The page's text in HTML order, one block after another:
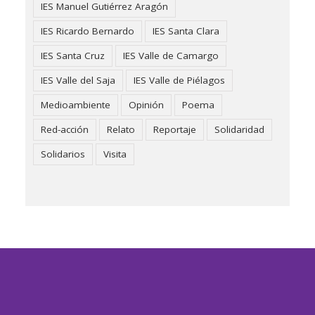
IES Manuel Gutiérrez Aragón
IES Ricardo Bernardo
IES Santa Clara
IES Santa Cruz
IES Valle de Camargo
IES Valle del Saja
IES Valle de Piélagos
Medioambiente
Opinión
Poema
Red-acción
Relato Reportaje
Solidaridad
Solidarios
Visita